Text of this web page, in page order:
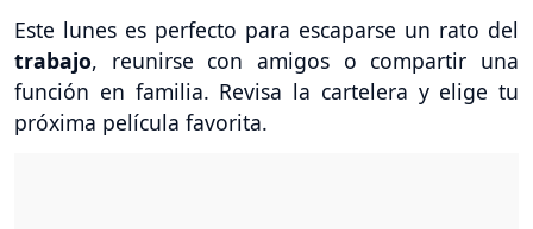
Este lunes es perfecto para escaparse un rato del
trabajo, reunirse con amigos o compartir una
función en familia. Revisa la cartelera y elige tu
próxima película favorita.